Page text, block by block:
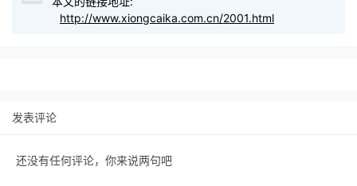
http://www.xiongcaika.com.cn/2001.html
发表评论
还没有任何评论，你来说两句吧